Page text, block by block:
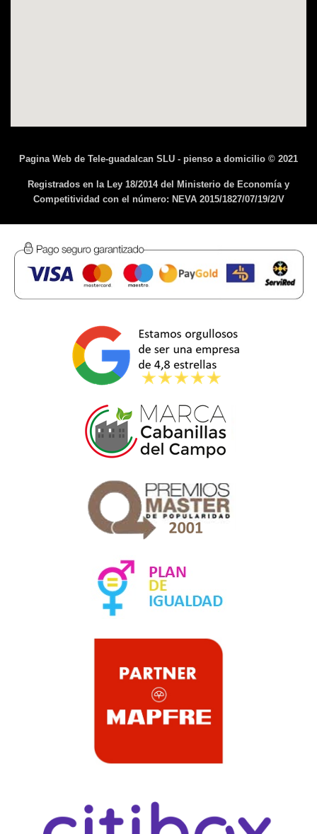
Pagina Web de Tele-guadalcan SLU - pienso a domicilio © 2021
Registrados en la Ley 18/2014 del Ministerio de Economía y
Competitividad con el número: NEVA 2015/1827/07/19/2/V